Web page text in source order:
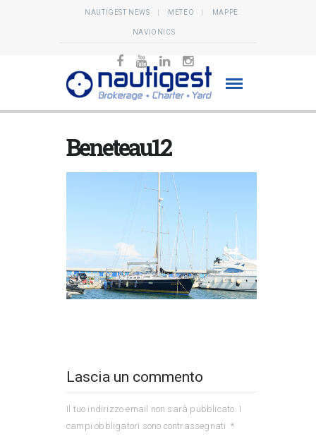
NAUTIGEST NEWS METEO MAPPE
NAVIONICS
Beneteau12
Lascia un commento
Il tuo indirizzo email non sarà pubblicato. I
campi obbligatori sono contrassegnati *